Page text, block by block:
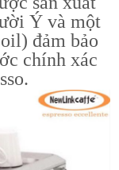
Ý và một
đảm bảo
chính xác